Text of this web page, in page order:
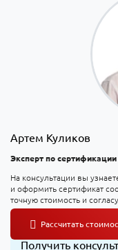
Артем Куликов
Эксперт по
На консультации вы
и оформить сертификат
точную стоимость и
Получить